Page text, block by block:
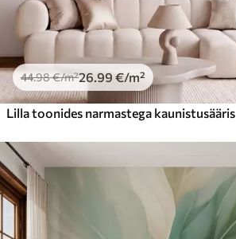
44.98€/m²26.99 €/m²
Lilla toonides narmastega kaunistusääris